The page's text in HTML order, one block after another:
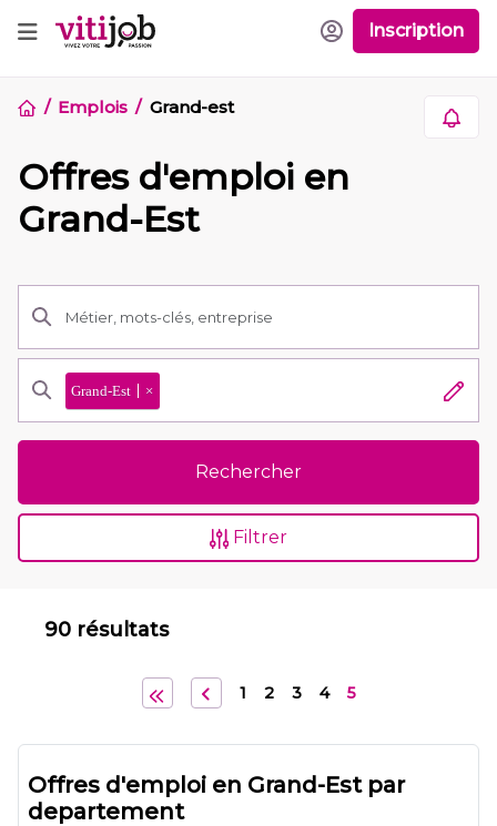
Inscription
Emplois Grand-est
Offres d'emploi en
Grand-Est
Grand-Est ×
Rechercher
Filtrer
90 résultats
1 2 3 4 5
Offres d'emploi en Grand-Est par
departement